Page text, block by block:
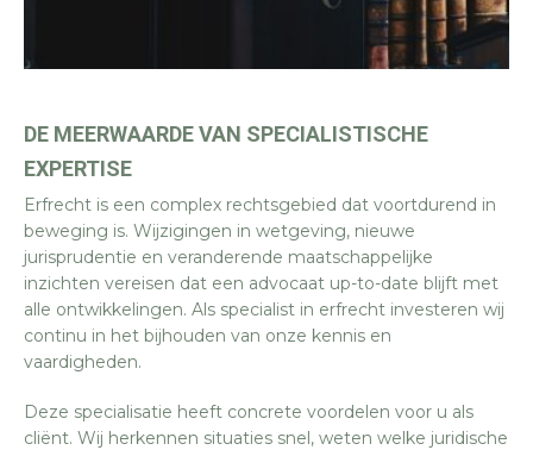
DE MEERWAARDE VAN SPECIALISTISCHE
EXPERTISE
Erfrecht is een complex rechtsgebied dat voortdurend in
beweging is. Wijzigingen in wetgeving, nieuwe
jurisprudentie en veranderende maatschappelijke
inzichten vereisen dat een advocaat up-to-date blijft met
alle ontwikkelingen. Als specialist in erfrecht investeren wij
continu in het bijhouden van onze kennis en
vaardigheden.
Deze specialisatie heeft concrete voordelen voor u als
cliënt. Wij herkennen situaties snel, weten welke juridische